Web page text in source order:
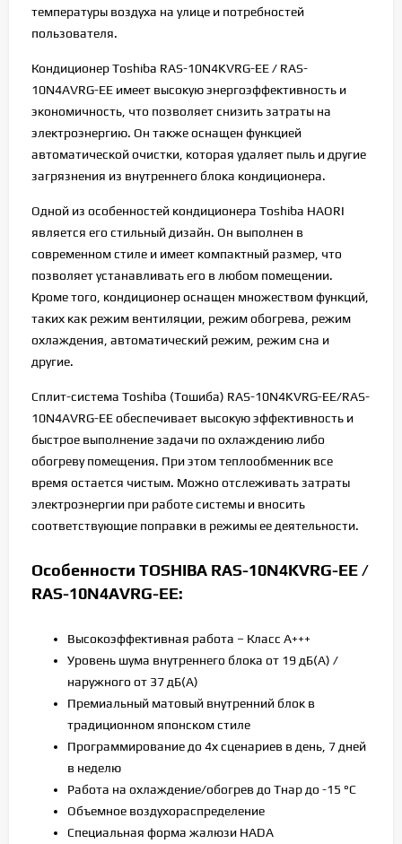
температуры воздуха на улице и потребностей
пользователя.
Кондиционер Toshiba RAS-10N4KVRG-EE / RAS-
10N4AVRG-EE имеет высокую энергоэффективность и
экономичность, что позволяет снизить затраты на
электроэнергию. Он также оснащен функцией
автоматической очистки, которая удаляет пыль и другие
загрязнения из внутреннего блока кондиционера.
Одной из особенностей кондиционера Toshiba HAORI
является его стильный дизайн. Он выполнен в
современном стиле и имеет компактный размер, что
позволяет устанавливать его в любом помещении.
Кроме того, кондиционер оснащен множеством функций,
таких как режим вентиляции, режим обогрева, режим
охлаждения, автоматический режим, режим сна и
другие.
Сплит-система Toshiba (Тошиба) RAS-10N4KVRG-EE/RAS-
10N4AVRG-EE обеспечивает высокую эффективность и
быстрое выполнение задачи по охлаждению либо
обогреву помещения. При этом теплообменник все
время остается чистым. Можно отслеживать затраты
электроэнергии при работе системы и вносить
соответствующие поправки в режимы ее деятельности.
Особенности TOSHIBA RAS-10N4KVRG-EE /
RAS-10N4AVRG-EE:
Высокоэффективная работа – Класс А+++
Уровень шума внутреннего блока от 19 дБ(А) /
наружного от 37 дБ(А)
Премиальный матовый внутренний блок в
традиционном японском стиле
Программирование до 4х сценариев в день, 7 дней
в неделю
Работа на охлаждение/обогрев до Тнар до -15 °С
Объемное воздухораспределение
Cпециальная форма жалюзи HADA